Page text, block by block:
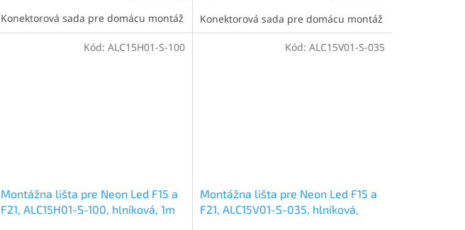
Konektorová sada pre domácu montáž Konektorová sada pre domácu montáž
Montážna lišta pre Neon Led F15 a
F21, ALC15H01-S-100, hlníková, 1m
Kód: ALC15H01-S-100
Montážna lišta pre Neon Led F15 a
F21, ALC15V01-S-035, hlníková,
Kód: ALC15V01-S-035